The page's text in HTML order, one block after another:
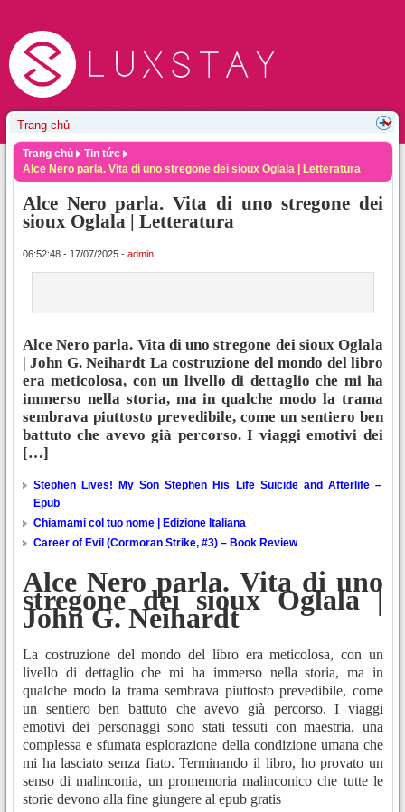
Trang chủ
Tin tức
Alce Nero parla. Vita di uno stregone dei sioux Oglala | Letteratura
Alce Nero parla. Vita di uno stregone dei
sioux Oglala | Letteratura
06:52:48 - 17/07/2025 - admin
Alce Nero parla. Vita di uno stregone dei sioux Oglala
| John G. Neihardt La costruzione del mondo del libro
era meticolosa, con un livello di dettaglio che mi ha
immerso nella storia, ma in qualche modo la trama
sembrava piuttosto prevedibile, come un sentiero ben
battuto che avevo già percorso. I viaggi emotivi dei
[…]
Stephen Lives! My Son Stephen His Life Suicide and Afterlife –
Epub
Chiamami col tuo nome | Edizione Italiana
Career of Evil (Cormoran Strike, #3) – Book Review
Alce Nero parla. Vita di uno
stregone dei sioux Oglala |
John G. Neihardt
La costruzione del mondo del libro era meticolosa, con un
livello di dettaglio che mi ha immerso nella storia, ma in
qualche modo la trama sembrava piuttosto prevedibile, come
un sentiero ben battuto che avevo già percorso. I viaggi
emotivi dei personaggi sono stati tessuti con maestria, una
complessa e sfumata esplorazione della condizione umana che
mi ha lasciato senza fiato. Terminando il libro, ho provato un
senso di malinconia, un promemoria malinconico che tutte le
storie devono alla fine giungere al epub gratis